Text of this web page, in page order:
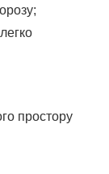
простору